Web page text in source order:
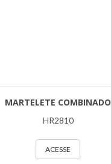
MARTELETE COMBINADO
HR2810
ACESSE